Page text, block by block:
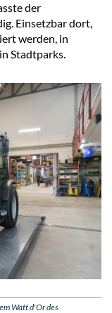
der
Einsetzbar dort,
werden, in
Stadtparks.
Watt d'Or des